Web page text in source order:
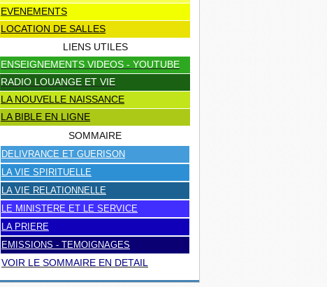
EVENEMENTS
LOCATION DE SALLES
LIENS UTILES
ENSEIGNEMENTS VIDEOS - YOUTUBE
RADIO LOUANGE ET VIE
LA NOUVELLE NAISSANCE
LA BIBLE EN LIGNE
SOMMAIRE
DELIVRANCE ET GUERISON
LA VIE SPIRITUELLE
LA VIE RELATIONNELLE
LE MINISTERE ET LE SERVICE
LA PRIERE
EMISSIONS - TEMOIGNAGES
VOIR LE SOMMAIRE EN DETAIL